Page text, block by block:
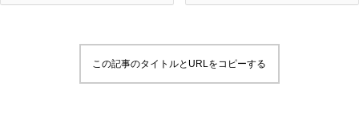
この記事のタイトルとURLをコピーする